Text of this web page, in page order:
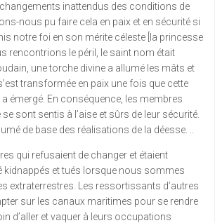
inattendus des conditions de
nous pu faire cela en paix et en sécurité si
notre foi en son mérite céleste [la princesse
rencontrions le péril, le saint nom était
une torche divine a allumé les mâts et
transformée en paix une fois que cette
émergé. En conséquence, les membres
se sont sentis à l’aise et sûrs de leur sécurité.
de base des réalisations de la déesse. ..
qui refusaient de changer et étaient
kidnappés et tués lorsque nous sommes
extraterrestres. Les ressortissants d’autres
sur les canaux maritimes pour se rendre
d’aller et vaquer à leurs occupations